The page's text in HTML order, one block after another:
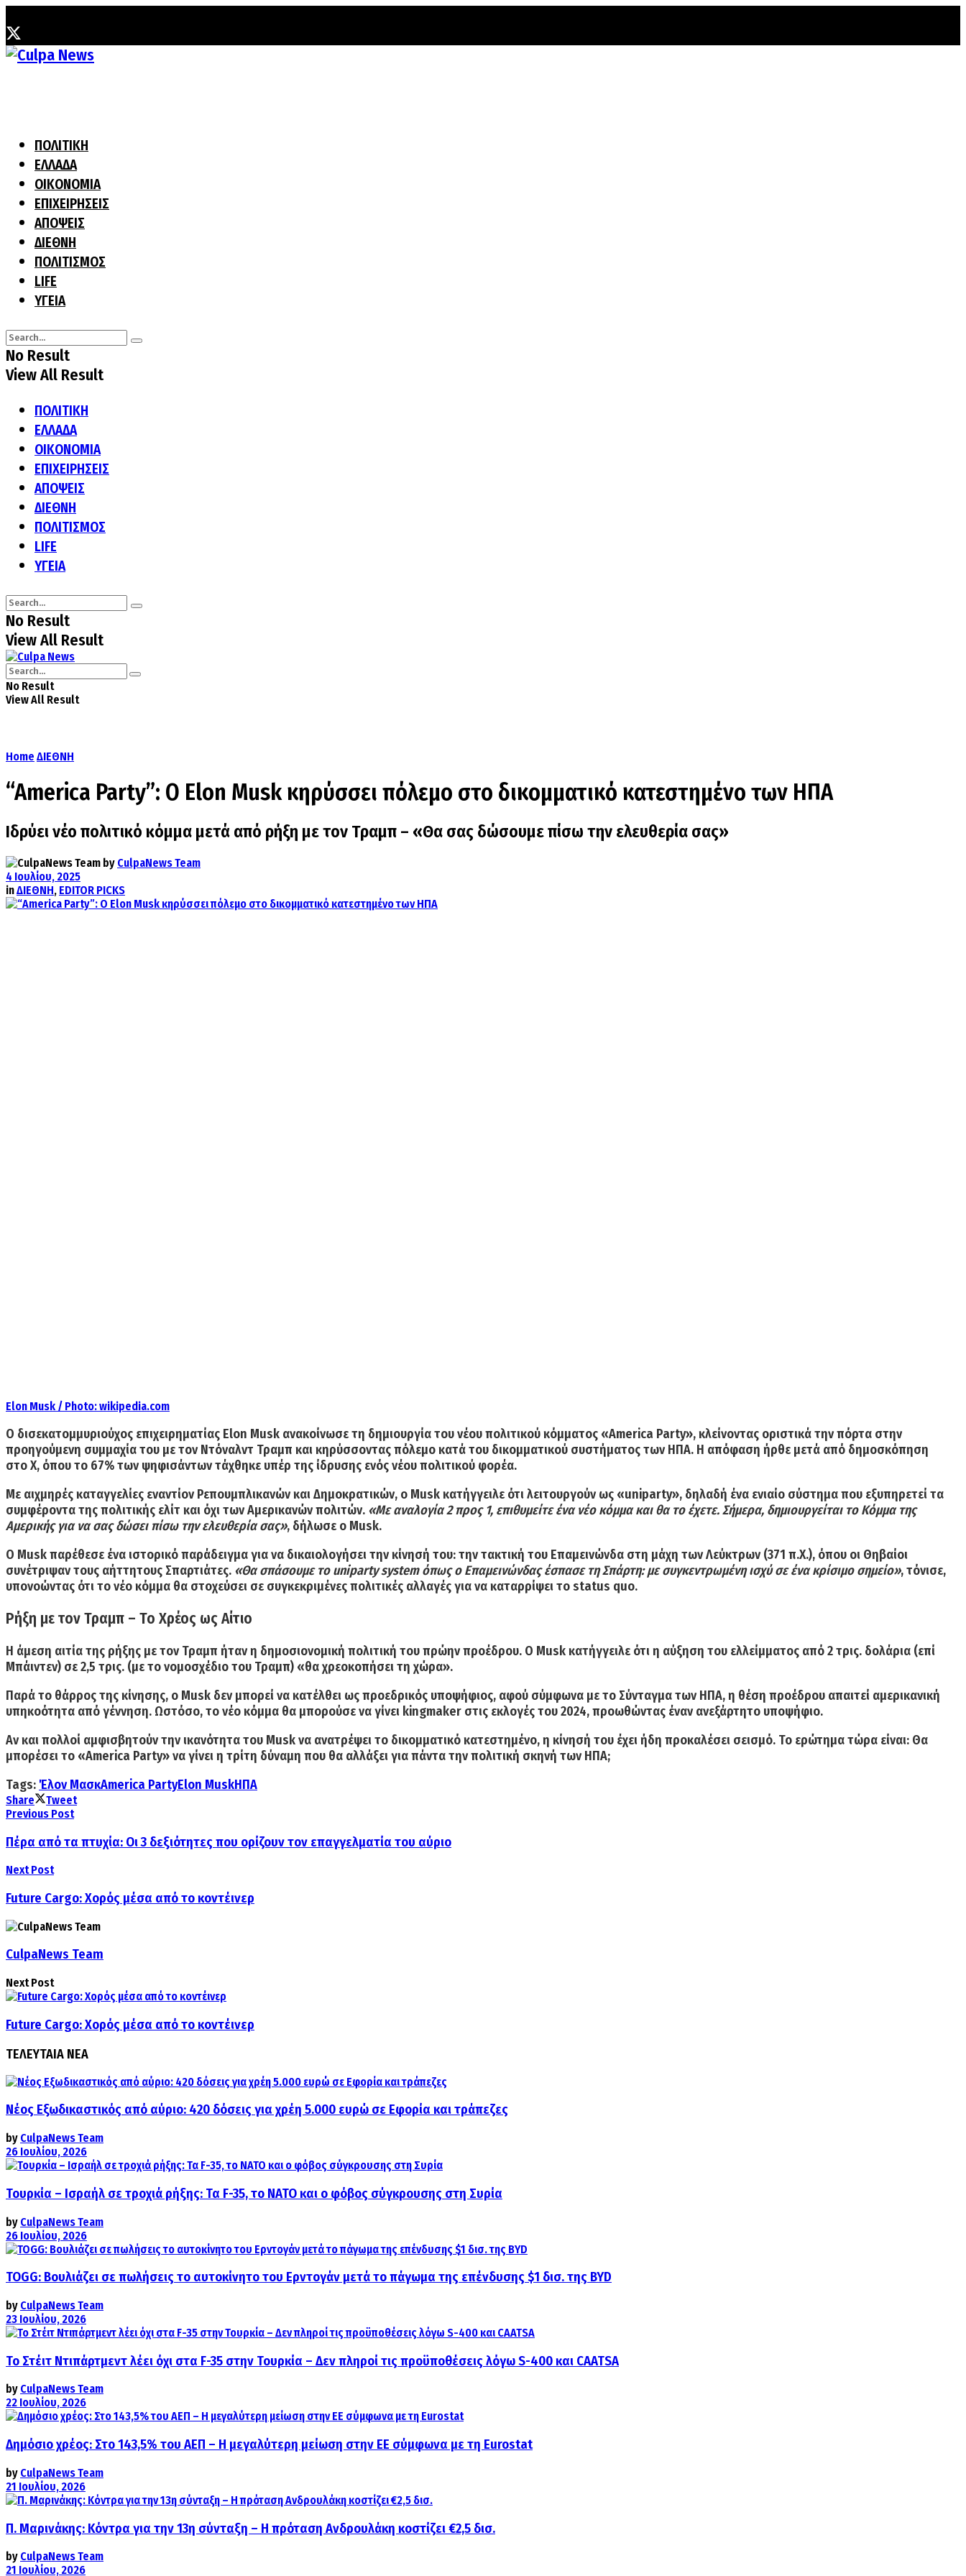
ΠΟΛΙΤΙΚΗ
ΕΛΛΑΔΑ
ΟΙΚΟΝΟΜΙΑ
ΕΠΙΧΕΙΡΗΣΕΙΣ
ΑΠΟΨΕΙΣ
ΔΙΕΘΝΗ
ΠΟΛΙΤΙΣΜΟΣ
LIFE
ΥΓΕΙΑ
No Result
View All Result
ΠΟΛΙΤΙΚΗ
ΕΛΛΑΔΑ
ΟΙΚΟΝΟΜΙΑ
ΕΠΙΧΕΙΡΗΣΕΙΣ
ΑΠΟΨΕΙΣ
ΔΙΕΘΝΗ
ΠΟΛΙΤΙΣΜΟΣ
LIFE
ΥΓΕΙΑ
No Result
View All Result
No Result
View All Result
Home ΔΙΕΘΝΗ
“America Party”: Ο Elon Musk κηρύσσει πόλεμο στο δικομματικό κατεστημένο των ΗΠΑ
Ιδρύει νέο πολιτικό κόμμα μετά από ρήξη με τον Τραμπ – «Θα σας δώσουμε πίσω την ελευθερία σας»
by CulpaNews Team
4 Ιουλίου, 2025
inΔΙΕΘΝΗ, EDITOR PICKS
Elon Musk / Photo: wikipedia.com
Ο δισεκατομμυριούχος επιχειρηματίας Elon Musk ανακοίνωσε τη δημιουργία του νέου πολιτικού κόμματος «America Party», κλείνοντας οριστικά την πόρτα στην
προηγούμενη συμμαχία του με τον Ντόναλντ Τραμπ και κηρύσσοντας πόλεμο κατά του δικομματικού συστήματος των ΗΠΑ. Η απόφαση ήρθε μετά από δημοσκόπηση
στοX, όπου το 67% των ψηφισάντωντάχθηκε υπέρ της ίδρυσης ενός νέου πολιτικού φορέα.
Με αιχμηρές καταγγελίες εναντίον Ρεπουμπλικανών και Δημοκρατικών, ο Musk κατήγγειλε ότι λειτουργούν ως «uniparty», δηλαδή ένα ενιαίο σύστημα που εξυπηρετεί τα
συμφέροντα της πολιτικής ελίτ και όχι των Αμερικανών πολιτών. «Με αναλογία 2 προς 1, επιθυμείτε ένα νέο κόμμα και θα το έχετε. Σήμερα, δημιουργείται το Κόμμα της
Αμερικής για να σας δώσει πίσω την ελευθερία σας», δήλωσε ο Musk.
Ο Musk παρέθεσε ένα ιστορικό παράδειγμαγια να δικαιολογήσει την κίνησή του: την τακτική του Επαμεινώνδα στη μάχη των Λεύκτρων (371 π.Χ.), όπου οι Θηβαίοι
συνέτριψαν τους αήττητους Σπαρτιάτες. «Θα σπάσουμε το uniparty system όπως ο Επαμεινώνδας έσπασε τη Σπάρτη: με συγκεντρωμένη ισχύ σε ένα κρίσιμο σημείο», τόνισε,
υπονοώντας ότι το νέο κόμμα θα στοχεύσει σε συγκεκριμένες πολιτικές αλλαγέςγια να καταρρίψει το status quo.
Ρήξη με τον Τραμπ – Το Χρέος ως Αίτιο
Η άμεση αιτίατης ρήξης με τον Τραμπ ήταν η δημοσιονομική πολιτική του πρώην προέδρου. Ο Musk κατήγγειλε ότι η αύξηση του ελλείμματος από2 τρις. δολάρια (επί
Μπάιντεν) σε2,5 τρις. (με το νομοσχέδιο του Τραμπ) «θα χρεοκοπήσει τη χώρα».
Παρά το θάρρος της κίνησης, ο Musk δεν μπορεί να κατέλθει ως προεδρικός υποψήφιος, αφού σύμφωνα με το Σύνταγμα των ΗΠΑ, η θέση προέδρου απαιτεί αμερικανική
υπηκοότητα από γέννηση. Ωστόσο, το νέο κόμμα θα μπορούσε να γίνει kingmaker στις εκλογές του 2024, προωθώντας έναν ανεξάρτητο υποψήφιο.
Αν και πολλοί αμφισβητούν την ικανότητα του Musk να ανατρέψει το δικομματικό κατεστημένο, η κίνησή του έχει ήδη προκαλέσει σεισμό. Το ερώτημα τώρα είναι: Θα
μπορέσει το «America Party» να γίνει η τρίτη δύναμη που θα αλλάξει για πάντα την πολιτική σκηνή των ΗΠΑ;
Tags: Έλον ΜασκAmerica PartyElon MuskΗΠΑ
Share
Tweet
Previous Post
Πέρα από τα πτυχία: Οι 3 δεξιότητες που ορίζουν τον επαγγελματία του αύριο
Next Post
Future Cargo: Χορός μέσα από το κοντέινερ
CulpaNews Team
Next Post
Future Cargo: Χορός μέσα από το κοντέινερ
ΤΕΛΕΥΤΑΙΑ ΝΕΑ
Νέος Εξωδικαστικός από αύριο: 420 δόσεις για χρέη 5.000 ευρώ σε Εφορία και τράπεζες
by CulpaNews Team
26 Ιουλίου, 2026
Τουρκία – Ισραήλ σε τροχιά ρήξης: Τα F-35, το ΝΑΤΟ και ο φόβος σύγκρουσης στη Συρία
by CulpaNews Team
26 Ιουλίου, 2026
TOGG: Βουλιάζει σε πωλήσεις το αυτοκίνητο του Ερντογάν μετά το πάγωμα της επένδυσης $1 δισ. της BYD
by CulpaNews Team
23 Ιουλίου, 2026
Το Στέιτ Ντιπάρτμεντ λέει όχι στα F-35 στην Τουρκία – Δεν πληροί τις προϋποθέσεις λόγω S-400 και CAATSA
by CulpaNews Team
22 Ιουλίου, 2026
Δημόσιο χρέος: Στο 143,5% του ΑΕΠ – Η μεγαλύτερη μείωση στην ΕΕ σύμφωνα με τη Eurostat
by CulpaNews Team
21 Ιουλίου, 2026
Π. Μαρινάκης: Κόντρα για την 13η σύνταξη – Η πρόταση Ανδρουλάκη κοστίζει €2,5 δισ.
by CulpaNews Team
21 Ιουλίου, 2026